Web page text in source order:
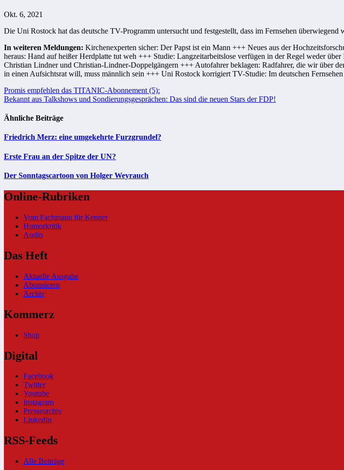
Okt. 6, 2021
Die Uni Rostock hat das deutsche TV-Programm untersucht und festgestellt, dass im Fernsehen
In weiteren Meldungen: Kirchenexperten sicher: Der Papst ist ein Mann +++ Neues aus der
heraus: Hand auf heißer Herdplatte tut weh +++ Studie: Langzeitarbeitslose verfügen in der Regel weder
Christian Lindner und Christian-Lindner-Doppelgängern +++ Autofahrer beklagen: Radfahrer, die wir über
in einen Aufsichtsrat will, muss männlich sein +++ Uni Rostock korrigiert TV-Studie: Im deutschen
Beitragsnavigation
Promis empfehlen das TITANIC-Abonnement (5):
Bekannt aus Talkshows und Sondierungsgesprächen: Das sind die neuen Stars der FDP!
Ähnliche Beiträge
Friedrich Merz: eine umgekehrte Furzgrundel?
Erste Frau an der Spitze der UN?
Der Sonntagscartoon von Holger Weyrauch
Online-Rubriken
Vom Fachmann für Kenner
Humorkritik
Audio
Das Heft
Aktuelle Ausgabe
Abonnieren
Archiv
Kommerz
Shop
Digital
Facebook
Twitter
Youtube
Instagram
Pressearchiv
LinkedIn
RSS-Feeds
Alle Beiträge